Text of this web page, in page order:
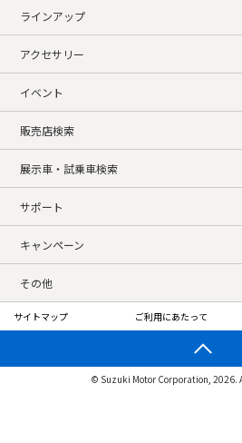
ラインアップ
アクセサリー
イベント
販売店検索
展示車・試乗車検索
サポート
キャンペーン
その他
サイトマップ ご利用にあたって
© Suzuki Motor Corporation, 2026.